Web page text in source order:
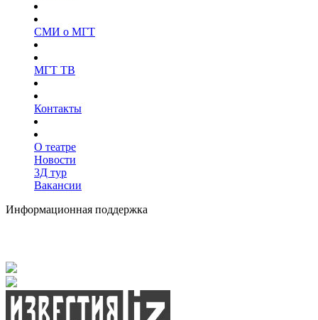
СМИ о МГТ
МГТ ТВ
Контакты
О театре
Новости
3Д тур
Вакансии
Информационная поддержка